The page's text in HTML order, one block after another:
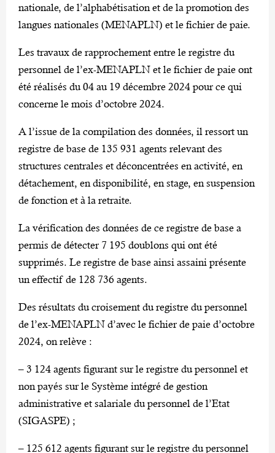
nationale, de l’alphabétisation et de la promotion des
langues nationales (MENAPLN) et le fichier de paie.
Les travaux de rapprochement entre le registre du
personnel de l’ex-MENAPLN et le fichier de paie ont
été réalisés du 04 au 19 décembre 2024 pour ce qui
concerne le mois d’octobre 2024.
A l’issue de la compilation des données, il ressort un
registre de base de 135 931 agents relevant des
structures centrales et déconcentrées en activité, en
détachement, en disponibilité, en stage, en suspension
de fonction et à la retraite.
La vérification des données de ce registre de base a
permis de détecter 7 195 doublons qui ont été
supprimés. Le registre de base ainsi assaini présente
un effectif de 128 736 agents.
Des résultats du croisement du registre du personnel
de l’ex-MENAPLN d’avec le fichier de paie d’octobre
2024, on relève :
– 3 124 agents figurant sur le registre du personnel et
non payés sur le Système intégré de gestion
administrative et salariale du personnel de l’Etat
(SIGASPE) ;
– 125 612 agents figurant sur le registre du personnel